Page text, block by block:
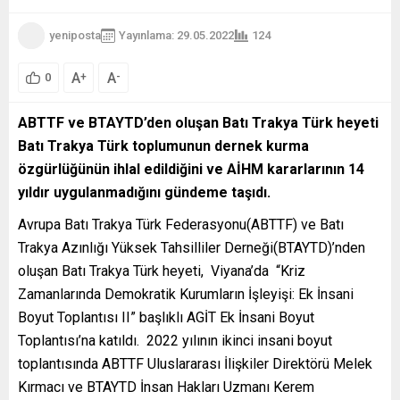
yeniposta Yayınlama: 29.05.2022 124
0 A+ A-
ABTTF ve BTAYTD’den oluşan Batı Trakya Türk heyeti
Batı Trakya Türk toplumunun dernek kurma
özgürlüğünün ihlal edildiğini ve AİHM kararlarının 14
yıldır uygulanmadığını gündeme taşıdı.
Avrupa Batı Trakya Türk Federasyonu(ABTTF) ve Batı
Trakya Azınlığı Yüksek Tahsilliler Derneği(BTAYTD)’nden
oluşan Batı Trakya Türk heyeti, Viyana’da “Kriz
Zamanlarında Demokratik Kurumların İşleyişi: Ek İnsani
Boyut Toplantısı II” başlıklı AGİT Ek İnsani Boyut
Toplantısı’na katıldı. 2022 yılının ikinci insani boyut
toplantısında ABTTF Uluslararası İlişkiler Direktörü Melek
Kırmacı ve BTAYTD İnsan Hakları Uzmanı Kerem